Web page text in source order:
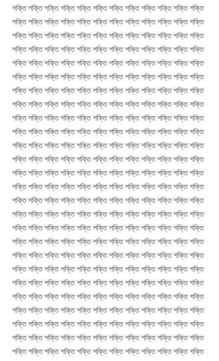
শক্তি শক্তি শক্তি শক্তি শক্তি শক্তি শক্তি শক্তি শক্তি শক্তি শক্তি শক্তি
শক্তি শক্তি শক্তি শক্তি শক্তি শক্তি শক্তি শক্তি শক্তি শক্তি শক্তি শক্তি
শক্তি শক্তি শক্তি শক্তি শক্তি শক্তি শক্তি শক্তি শক্তি শক্তি শক্তি শক্তি
শক্তি শক্তি শক্তি শক্তি শক্তি শক্তি শক্তি শক্তি শক্তি শক্তি শক্তি শক্তি
শক্তি শক্তি শক্তি শক্তি শক্তি শক্তি শক্তি শক্তি শক্তি শক্তি শক্তি শক্তি
শক্তি শক্তি শক্তি শক্তি শক্তি শক্তি শক্তি শক্তি শক্তি শক্তি শক্তি শক্তি
শক্তি শক্তি শক্তি শক্তি শক্তি শক্তি শক্তি শক্তি শক্তি শক্তি শক্তি শক্তি
শক্তি শক্তি শক্তি শক্তি শক্তি শক্তি শক্তি শক্তি শক্তি শক্তি শক্তি শক্তি
শক্তি শক্তি শক্তি শক্তি শক্তি শক্তি শক্তি শক্তি শক্তি শক্তি শক্তি শক্তি
শক্তি শক্তি শক্তি শক্তি শক্তি শক্তি শক্তি শক্তি শক্তি শক্তি শক্তি শক্তি
শক্তি শক্তি শক্তি শক্তি শক্তি শক্তি শক্তি শক্তি শক্তি শক্তি শক্তি শক্তি
শক্তি শক্তি শক্তি শক্তি শক্তি শক্তি শক্তি শক্তি শক্তি শক্তি শক্তি শক্তি
শক্তি শক্তি শক্তি শক্তি শক্তি শক্তি শক্তি শক্তি শক্তি শক্তি শক্তি শক্তি
শক্তি শক্তি শক্তি শক্তি শক্তি শক্তি শক্তি শক্তি শক্তি শক্তি শক্তি শক্তি
শক্তি শক্তি শক্তি শক্তি শক্তি শক্তি শক্তি শক্তি শক্তি শক্তি শক্তি শক্তি
শক্তি শক্তি শক্তি শক্তি শক্তি শক্তি শক্তি শক্তি শক্তি শক্তি শক্তি শক্তি
শক্তি শক্তি শক্তি শক্তি শক্তি শক্তি শক্তি শক্তি শক্তি শক্তি শক্তি শক্তি
শক্তি শক্তি শক্তি শক্তি শক্তি শক্তি শক্তি শক্তি শক্তি শক্তি শক্তি শক্তি
শক্তি শক্তি শক্তি শক্তি শক্তি শক্তি শক্তি শক্তি শক্তি শক্তি শক্তি শক্তি
শক্তি শক্তি শক্তি শক্তি শক্তি শক্তি শক্তি শক্তি শক্তি শক্তি শক্তি শক্তি
শক্তি শক্তি শক্তি শক্তি শক্তি শক্তি শক্তি শক্তি শক্তি শক্তি শক্তি শক্তি
শক্তি শক্তি শক্তি শক্তি শক্তি শক্তি শক্তি শক্তি শক্তি শক্তি শক্তি শক্তি
শক্তি শক্তি শক্তি শক্তি শক্তি শক্তি শক্তি শক্তি শক্তি শক্তি শক্তি শক্তি
শক্তি শক্তি শক্তি শক্তি শক্তি শক্তি শক্তি শক্তি শক্তি শক্তি শক্তি শক্তি
শক্তি শক্তি শক্তি শক্তি শক্তি শক্তি শক্তি শক্তি শক্তি শক্তি শক্তি শক্তি
শক্তি শক্তি শক্তি শক্তি শক্তি শক্তি শক্তি শক্তি শক্তি শক্তি শক্তি শক্তি